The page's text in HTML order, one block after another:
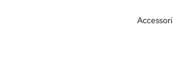
Accessori